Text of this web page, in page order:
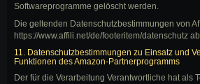
Softwareprogramme gelöscht werden.
Die geltenden Datenschutzbestimmungen von
https://www.affili.net/de/footeritem/datenschutz
11. Datenschutzbestimmungen zu Einsatz und
Funktionen des Amazon-Partnerprogramms
Der für die Verarbeitung Verantwortliche hat als